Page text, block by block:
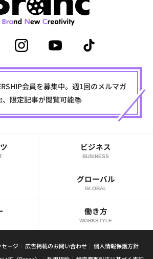
会員を募集中。週1回のメルマガ
、限定記事が閲覧可能📚
ビジネス
BUSINESS
グローバル
GLOBAL
働き方
WORKSTYLE
ージ 広告掲載のお問い合わせ
個人情報保護方針